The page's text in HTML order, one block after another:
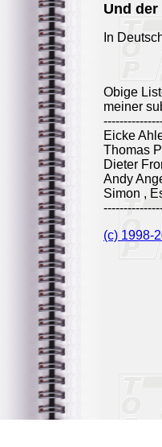
Und
In
Obige
meiner
Eicke
Thomas
Dieter
Andy
Simon ,
(c) 1998-